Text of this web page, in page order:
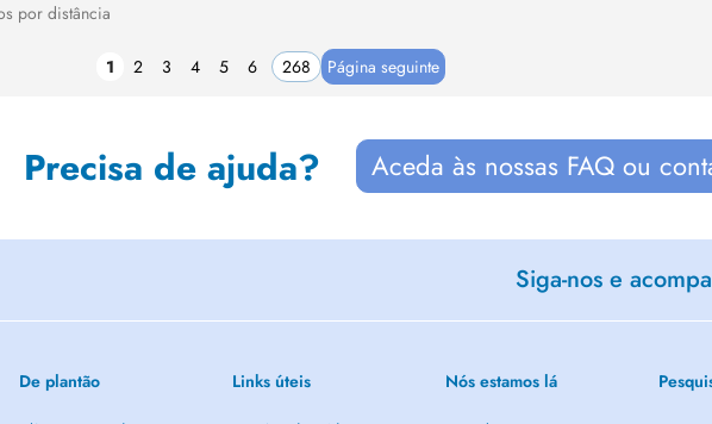
por distância
1 2 3 4 5 6 268 Página seguinte
Precisa de ajuda? Aceda às nossas FAQ ou
Siga-nos e
De plantão Links úteis Nós estamos lá